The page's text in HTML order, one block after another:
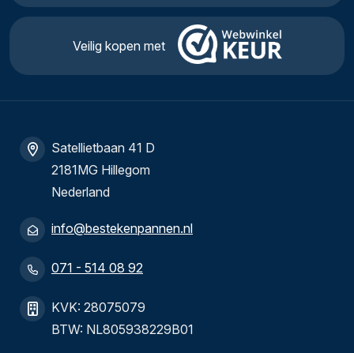
Veilig kopen met
Satellietbaan 41 D
2181MG Hillegom
Nederland
info@bestekenpannen.nl
071 - 514 08 92
KVK: 28075079
BTW: NL805938229B01